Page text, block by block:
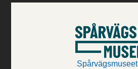
Spårvägsmuseet